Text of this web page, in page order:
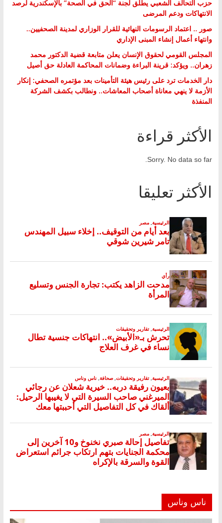
حزب التحالف الشعبي يطلق لجنة “الحق في الصحة” بالإسكندرية لرصد
الانتهاكات ودعم المرضى
صور .. اعتماد الرسومات النهائية للقرار الوزاري لمدينة الصحفيين..
وانتهاء أعمال إنشاء المبنى الإداري
المجلس القومي لحقوق الإنسان يعلن متابعة قضية الدكتور محمد
زهران.. ويؤكد: قرينة البراءة وضمانات المحاكمة العادلة حق أصيل
دار الخدمات ترد على رئيس هيئة التأمينات بعد مؤتمره الصحفي: إنكار
الأزمة لا ينهي معاناة أصحاب المعاشات.. ونطالب بكشف الشركة
المنفذة
الأكثر قراءة
Sorry. No data so far.
الأكثر تعليقا
ناس وناس